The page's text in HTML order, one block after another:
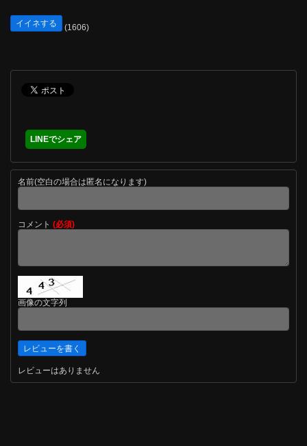
イイネする (1606)
LINEでシェア
名前(空白の場合は匿名になります)
コメント (必須)
画像の文字列
レビューはありません